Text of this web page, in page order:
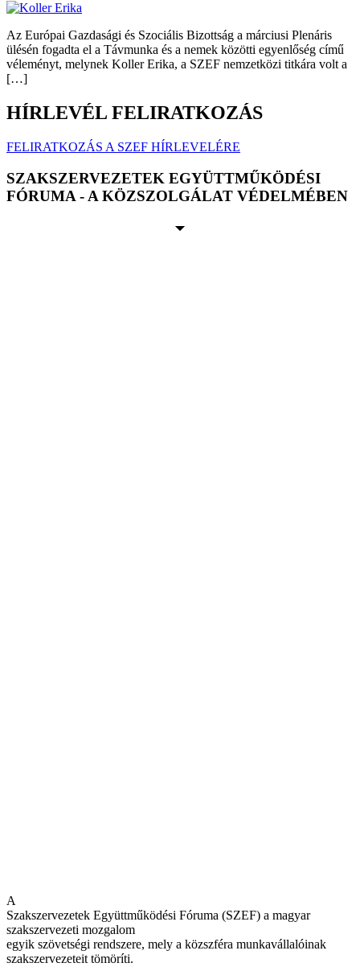
Az Európai Gazdasági és Szociális Bizottság a márciusi Plenáris
ülésén fogadta el a Távmunka és a nemek közötti egyenlőség című
véleményt, melynek Koller Erika, a SZEF nemzetközi titkára volt a
[…]
HÍRLEVÉL FELIRATKOZÁS
FELIRATKOZÁS A SZEF HÍRLEVELÉRE
SZAKSZERVEZETEK EGYÜTTMŰKÖDÉSI
FÓRUMA - A KÖZSZOLGÁLAT VÉDELMÉBEN
A
Szakszervezetek Együttműködési Fóruma (SZEF) a magyar
szakszervezeti mozgalom
egyik szövetségi rendszere, mely a közszféra munkavállalóinak
szakszervezeteit tömöríti.